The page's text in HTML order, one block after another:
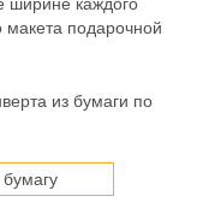
макета подарочной
из бумаги по